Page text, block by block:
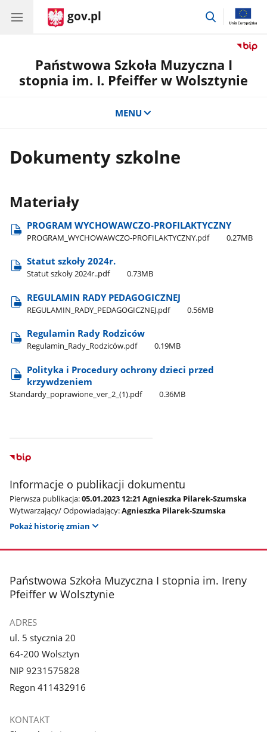
gov.pl
przejdź
Państwowa Szkoła Muzyczna I
stopnia im. I. Pfeiffer w Wolsztynie
MENU
Dokumenty szkolne
Materiały
PROGRAM WYCHOWAWCZO-PROFILAKTYCZNY
PROGRAM​_WYCHOWAWCZO-PROFILAKTYCZNY.pdf 0.27MB
Statut szkoły 2024r.
Statut szkoły 2024r..pdf 0.73MB
REGULAMIN RADY PEDAGOGICZNEJ
REGULAMIN​_RADY​_PEDAGOGICZNEJ.pdf 0.56MB
Regulamin Rady Rodziców
Regulamin​_Rady​_Rodziców.pdf 0.19MB
Polityka i Procedury ochrony dzieci przed
krzywdzeniem
Standardy​_poprawione​_ver​_2​_(1).pdf 0.36MB
Informacje o publikacji dokumentu
Pierwsza publikacja:05.01.2023 12:21 Agnieszka Pilarek-Szumska
Wytwarzający/ Odpowiadający:Agnieszka Pilarek-Szumska
Pokaż historię zmian
stopka
Państwowa Szkoła Muzyczna I stopnia im. Ireny
Pfeiffer w Wolsztynie
ADRES
ul. 5 stycznia 20
64-200 Wolsztyn
NIP 9231575828
Regon 411432916
KONTAKT